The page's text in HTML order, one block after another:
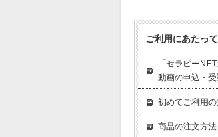
ご利用にあたって
「セラピー
動画の申込・
初めてご利用
商品の注文方法